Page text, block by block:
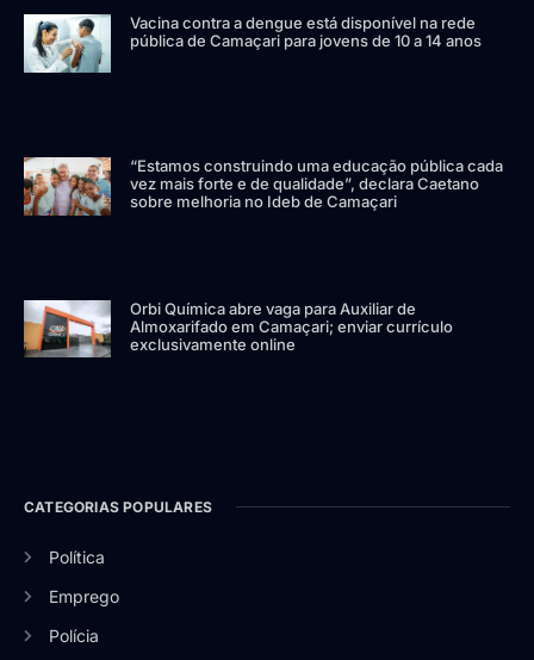
Vacina contra a dengue está disponível na rede
pública de Camaçari para jovens de 10 a 14 anos
“Estamos construindo uma educação pública cada
vez mais forte e de qualidade”, declara Caetano
sobre melhoria no Ideb de Camaçari
Orbi Química abre vaga para Auxiliar de
Almoxarifado em Camaçari; enviar currículo
exclusivamente online
CATEGORIAS POPULARES
Política
Emprego
Polícia